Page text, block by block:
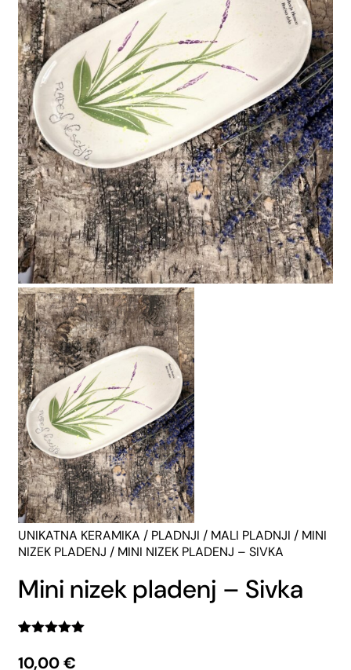
UNIKATNA KERAMIKA / PLADNJI / MALI PLADNJI / MINI
NIZEK PLADENJ / MINI NIZEK PLADENJ – SIVKA
Mini nizek pladenj – Sivka
5.00od 5
10,00€